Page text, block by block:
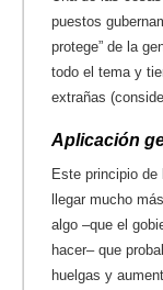
puestos
protege” de la
todo el tema y
extrañas
Aplicación
Este principio
llegar mucho
algo –que el
hacer– que
huelgas y